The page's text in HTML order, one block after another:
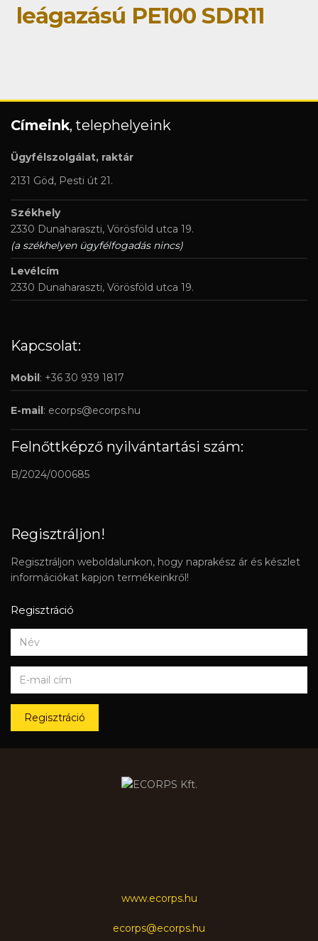
leágazású PE100 SDR11
Címeink, telephelyeink
Ügyfélszolgálat, raktár
2131 Göd, Pesti út 21.
Székhely
2330 Dunaharaszti, Vörösföld utca 19.
(a székhelyen ügyfélfogadás nincs)
Levélcím
2330 Dunaharaszti, Vörösföld utca 19.
Kapcsolat:
Mobil: +36 30 939 1817
E-mail: ecorps@ecorps.hu
Felnőttképző nyilvántartási szám:
B/2024/000685
Regisztráljon!
Regisztráljon weboldalunkon, hogy naprakész ár és készlet
információkat kapjon termékeinkről!
Regisztráció
Regisztráció
www.ecorps.hu
ecorps@ecorps.hu